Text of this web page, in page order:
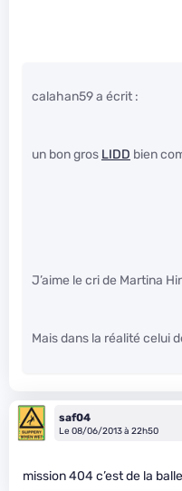
calahan59 a écrit :
un bon gros LIDD bien
J’aime le cri de Martina
Mais dans la réalité celui
saf04
Le 08/06/2013 à 22h50
mission 404 c’est de la